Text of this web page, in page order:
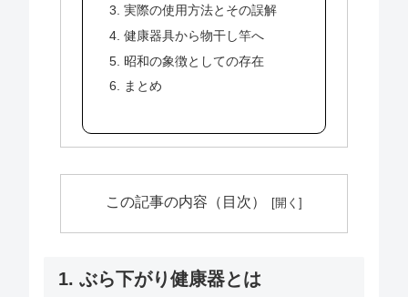
3. 実際の使用方法とその誤解
4. 健康器具から物干し竿へ
5. 昭和の象徴としての存在
6. まとめ
この記事の内容（目次）
1. ぶら下がり健康器とは